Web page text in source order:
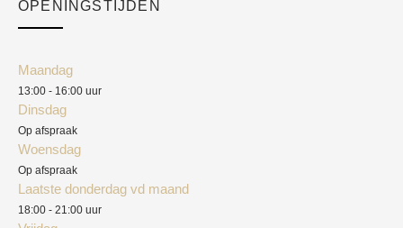
OPENINGSTIJDEN
Maandag
13:00 - 16:00 uur
Dinsdag
Op afspraak
Woensdag
Op afspraak
Laatste donderdag vd maand
18:00 - 21:00 uur